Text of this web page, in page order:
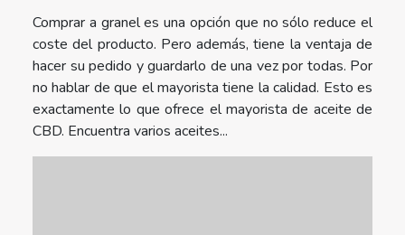
Comprar a granel es una opción que no sólo reduce el
coste del producto. Pero además, tiene la ventaja de
hacer su pedido y guardarlo de una vez por todas. Por
no hablar de que el mayorista tiene la calidad. Esto es
exactamente lo que ofrece el mayorista de aceite de
CBD. Encuentra varios aceites...